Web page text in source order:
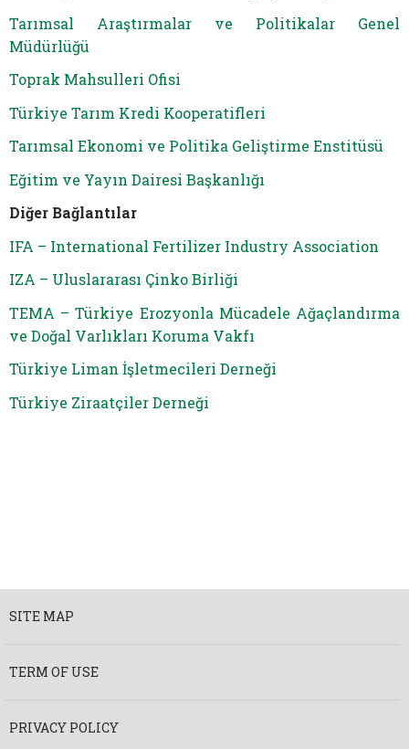
Tarımsal Araştırmalar ve Politikalar Genel
Müdürlüğü
Toprak Mahsulleri Ofisi
Türkiye Tarım Kredi Kooperatifleri
Tarımsal Ekonomi ve Politika Geliştirme Enstitüsü
Eğitim ve Yayın Dairesi Başkanlığı
Diğer Bağlantılar
IFA – International Fertilizer Industry Association
IZA – Uluslararası Çinko Birliği
TEMA – Türkiye Erozyonla Mücadele Ağaçlandırma
ve Doğal Varlıkları Koruma Vakfı
Türkiye Liman İşletmecileri Derneği
Türkiye Ziraatçiler Derneği
SITE MAP
TERM OF USE
PRIVACY POLICY